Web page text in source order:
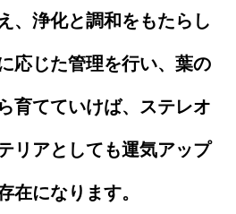
、浄化と調和をもたらし
応じた管理を行い、葉の
育てていけば、ステレオ
リアとしても運気アップ
在になります。